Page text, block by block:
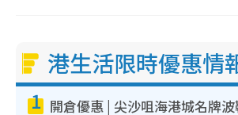
港生活限時優惠情
1